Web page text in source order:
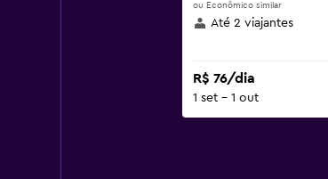
ou Econômico similar
Até 2 viajantes
R$ 76/dia
1 set - 1 out